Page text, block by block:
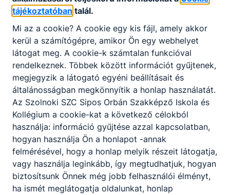
Általános műszaki (mérnöki) képzés
Kerékpárszerelő
Gépgyártás, műszer- és fémipar
Tovább
tájékoztatóban talál.
Mi az a cookie? A cookie egy kis fájl, amely akkor
kerül a számítógépre, amikor Ön egy webhelyet
látogat meg. A cookie-k számtalan funkcióval
rendelkeznek. Többek között információt gyűjtenek,
megjegyzik a látogató egyéni beállításait és
általánosságban megkönnyítik a honlap használatát.
Az Szolnoki SZC Sipos Orbán Szakképző Iskola és
Kollégium a cookie-kat a következő célokból
használja: információ gyűjtése azzal kapcsolatban,
hogyan használja Ön a honlapot -annak
felmérésével, hogy a honlap melyik részeit látogatja,
vagy használja leginkább, így megtudhatjuk, hogyan
biztosítsunk Önnek még jobb felhasználói élményt,
ha ismét meglátogatja oldalunkat, honlap